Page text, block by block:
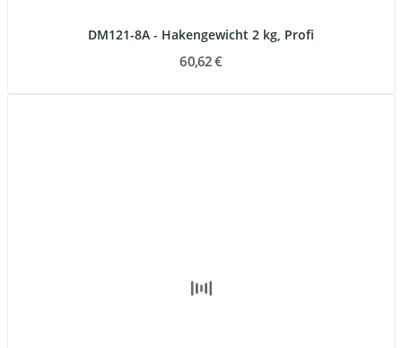
DM121-8A - Hakengewicht 2 kg, Profi
60,62 €